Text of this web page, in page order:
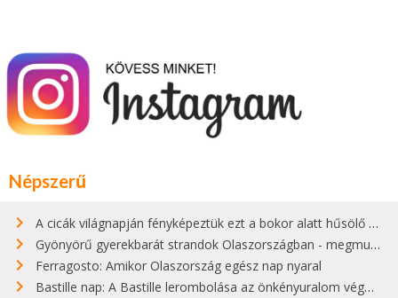
Népszerű
A cicák világnapján fényképeztük ezt a bokor alatt hűsölő cicát Kisorosziban
Gyönyörű gyerekbarát strandok Olaszországban - megmutatjuk a 15 legjobbat
Ferragosto: Amikor Olaszország egész nap nyaral
Bastille nap: A Bastille lerombolása az önkényuralom végét jelentette